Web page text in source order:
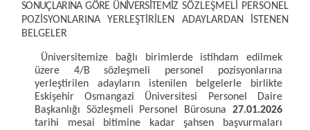
SONUÇLARINA GÖRE ÜNİVERSİTEMİZ SÖZLEŞMELİ PERSONEL
POZİSYONLARINA YERLEŞTİRİLEN ADAYLARDAN İSTENEN
BELGELER
Üniversitemize bağlı birimlerde istihdam edilmek
üzere 4/B sözleşmeli personel pozisyonlarına
yerleştirilen adayların istenilen belgelerle birlikte
Eskişehir Osmangazi Üniversitesi Personel Daire
Başkanlığı Sözleşmeli Personel Bürosuna 27.01.2026
tarihi mesai bitimine kadar şahsen başvurmaları